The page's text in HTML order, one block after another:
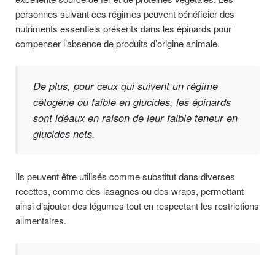
personnes suivant ces régimes peuvent bénéficier des
nutriments essentiels présents dans les épinards pour
compenser l’absence de produits d’origine animale.
De plus, pour ceux qui suivent un régime
cétogène ou faible en glucides, les épinards
sont idéaux en raison de leur faible teneur en
glucides nets.
Ils peuvent être utilisés comme substitut dans diverses
recettes, comme des lasagnes ou des wraps, permettant
ainsi d’ajouter des légumes tout en respectant les restrictions
alimentaires.